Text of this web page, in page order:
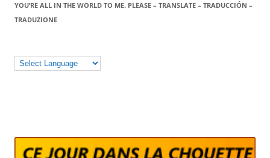
YOU’RE ALL IN THE WORLD TO ME. PLEASE – TRANSLATE – TRADUCCIÓN –
TRADUZIONE